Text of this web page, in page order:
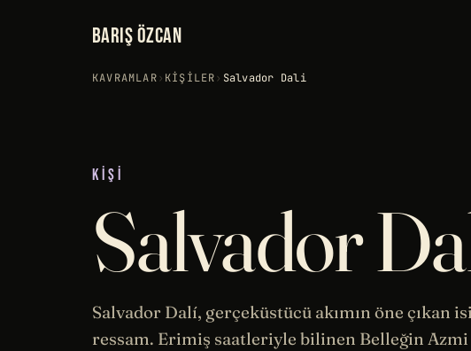
BARIŞ ÖZCAN
KAVRAMLAR› KIŞILER› Salvador Dali
KIŞI
Salvador
Salvador Dalí, gerçeküstücü akımın öne çıkan
ressam. Erimiş saatleriyle bilinen Belleğin Azmi